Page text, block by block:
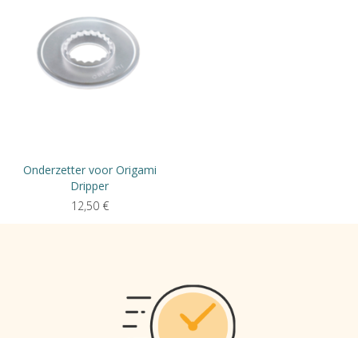
Onderzetter voor Origami
Dripper
12,50 €